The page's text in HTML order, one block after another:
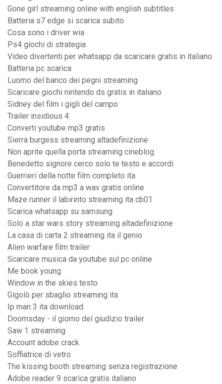
Gone girl streaming online with english subtitles
Batteria s7 edge si scarica subito
Cosa sono i driver wia
Ps4 giochi di strategia
Video divertenti per whatsapp da scaricare gratis in italiano
Batteria pc scarica
Luomo del banco dei pegni streaming
Scaricare giochi nintendo ds gratis in italiano
Sidney del film i gigli del campo
Trailer insidious 4
Converti youtube mp3 gratis
Sierra burgess streaming altadefinizione
Non aprite quella porta streaming cineblog
Benedetto signore cerco solo te testo e accordi
Guerrieri della notte film completo ita
Convertitore da mp3 a wav gratis online
Maze runner il labirinto streaming ita cb01
Scarica whatsapp su samsung
Solo a star wars story streaming altadefinizione
La casa di carta 2 streaming ita il genio
Alien warfare film trailer
Scaricare musica da youtube sul pc online
Me book young
Window in the skies testo
Gigolò per sbaglio streaming ita
Ip man 3 ita download
Doomsday - il giorno del giudizio trailer
Saw 1 streaming
Account adobe crack
Soffiatrice di vetro
The kissing booth streaming senza registrazione
Adobe reader 9 scarica gratis italiano